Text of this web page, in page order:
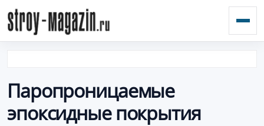
Паропроницаемые
эпоксидные покрытия